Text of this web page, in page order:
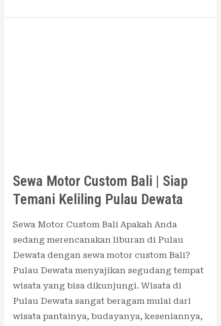
Sewa Motor Custom Bali | Siap
Temani Keliling Pulau Dewata
Sewa Motor Custom Bali Apakah Anda
sedang merencanakan liburan di Pulau
Dewata dengan sewa motor custom Bali?
Pulau Dewata menyajikan segudang tempat
wisata yang bisa dikunjungi. Wisata di
Pulau Dewata sangat beragam mulai dari
wisata pantainya, budayanya, keseniannya,
Dewata